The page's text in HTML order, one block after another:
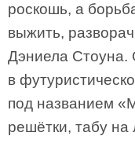
роскошь, а
выжить,
Дэниела Стоуна.
в
под названием
решётки, табу